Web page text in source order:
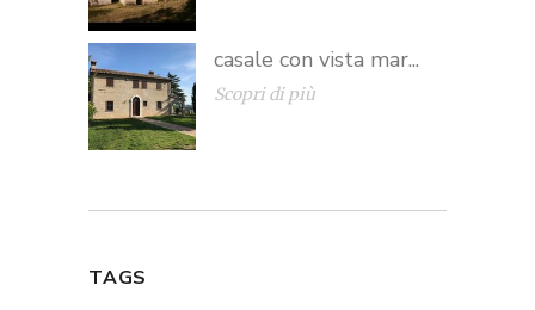
casale con vista mar...
Scopri di più
TAGS